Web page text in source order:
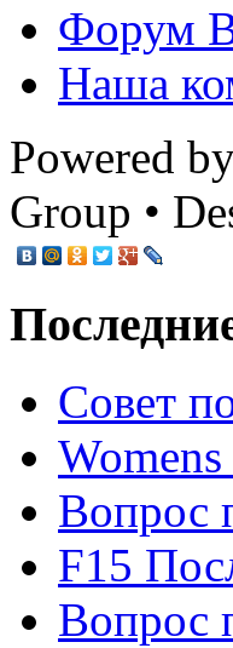
Форум
Наша
Powered
Group •
Cовет
Вопрос
F15
Вопрос